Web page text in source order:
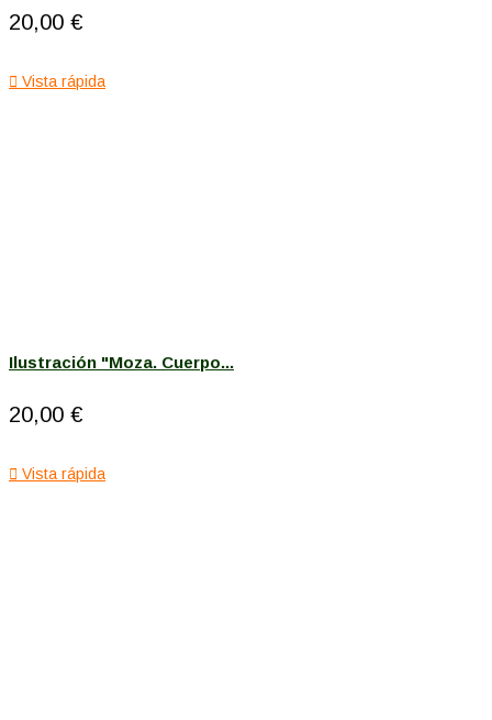
20,00 €
 Vista rápida
Ilustración "Moza. Cuerpo...
20,00 €
 Vista rápida